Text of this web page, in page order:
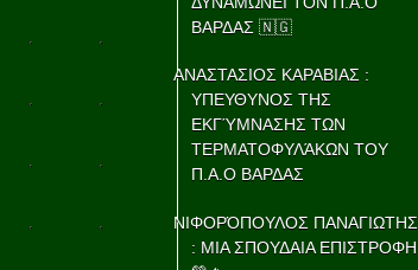
ΒΑΡΔΑΣ 🇳🇬
ΑΝΑΣΤΑΣΙΟΣ ΚΑΡΑΒΙΑΣ :
ΥΠΕΥΘΥΝΟΣ ΤΗΣ
ΕΚΓΎΜΝΑΣΗΣ ΤΩΝ
ΤΕΡΜΑΤΟΦΥΛΆΚΩΝ ΤΟΥ
Π.Α.Ο ΒΑΡΔΑΣ
ΝΙΦΟΡΌΠΟΥΛΟΣ ΠΑΝΑΓΙΩΤΗΣ
: ΜΙΑ ΣΠΟΥΔΑΙΑ ΕΠΙΣΤΡΟΦΗ